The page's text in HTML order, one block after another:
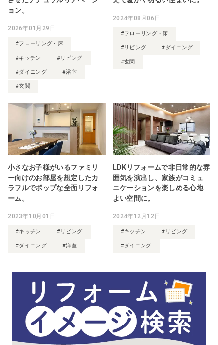
ョン。
2026年01月29日
#フローリング・床
#キッチン #リビング
#ダイニング #浴室
#玄関
2024年08月06日
#フローリング・床
#リビング #ダイニング
#玄関
小さなお子様がいるファミリ
ー向けのお部屋を想定したカ
ラフルでポップな全面リフォ
ーム。
2023年10月01日
#キッチン #リビング
#ダイニング #洋室
LDKリフォームで非日常的な雰
囲気を演出し、家族がコミュ
ニケーションを楽しめる心地
よい空間に。
2024年12月12日
#キッチン #リビング
#ダイニング